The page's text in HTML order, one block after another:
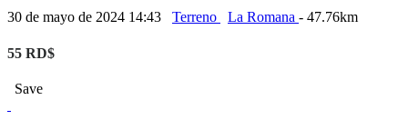
30 de mayo de 2024 14:43 Terreno La Romana - 47.76km
55 RD$
Save